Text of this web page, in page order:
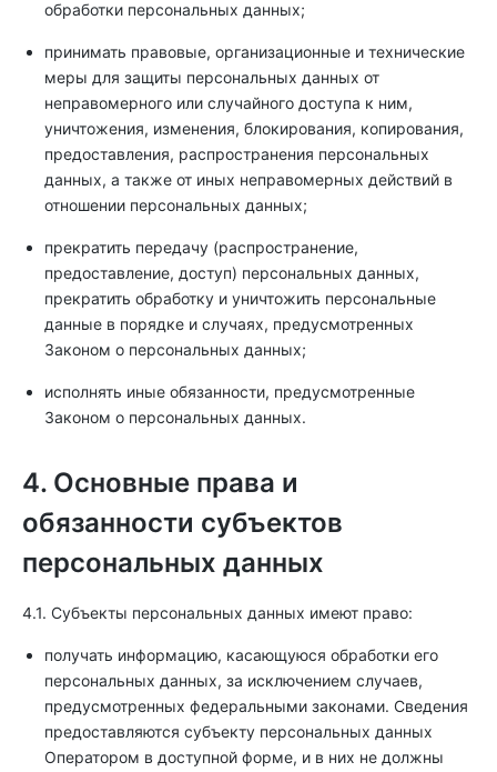
обработки персональных данных;
принимать правовые, организационные и технические
меры для защиты персональных данных от
неправомерного или случайного доступа к ним,
уничтожения, изменения, блокирования, копирования,
предоставления, распространения персональных
данных, а также от иных неправомерных действий в
отношении персональных данных;
прекратить передачу (распространение,
предоставление, доступ) персональных данных,
прекратить обработку и уничтожить персональные
данные в порядке и случаях, предусмотренных
Законом о персональных данных;
исполнять иные обязанности, предусмотренные
Законом о персональных данных.
4. Основные права и
обязанности субъектов
персональных данных
4.1. Субъекты персональных данных имеют право:
получать информацию, касающуюся обработки его
персональных данных, за исключением случаев,
предусмотренных федеральными законами. Сведения
предоставляются субъекту персональных данных
Оператором в доступной форме, и в них не должны